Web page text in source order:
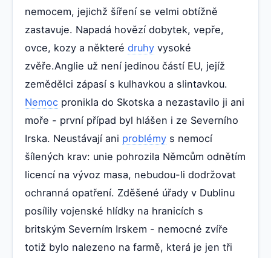
nemocem, jejichž šíření se velmi obtížně
zastavuje. Napadá hovězí dobytek, vepře,
ovce, kozy a některé druhy vysoké
zvěře.Anglie už není jedinou částí EU, jejíž
zemědělci zápasí s kulhavkou a slintavkou.
Nemoc pronikla do Skotska a nezastavilo ji ani
moře - první případ byl hlášen i ze Severního
Irska. Neustávají ani problémy s nemocí
šílených krav: unie pohrozila Němcům odnětím
licencí na vývoz masa, nebudou-li dodržovat
ochranná opatření. Zděšené úřady v Dublinu
posílily vojenské hlídky na hranicích s
britským Severním Irskem - nemocné zvíře
totiž bylo nalezeno na farmě, která je jen tři